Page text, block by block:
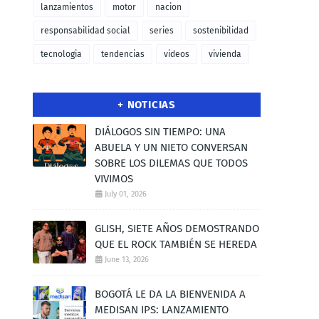
lanzamientos motor nacion
responsabilidad social series sostenibilidad
tecnologia tendencias videos vivienda
+ NOTICIAS
DIÁLOGOS SIN TIEMPO: UNA
ABUELA Y UN NIETO CONVERSAN
SOBRE LOS DILEMAS QUE TODOS
VIVIMOS
July 01, 2026
GLISH, SIETE AÑOS DEMOSTRANDO
QUE EL ROCK TAMBIÉN SE HEREDA
June 13, 2026
BOGOTÁ LE DA LA BIENVENIDA A
MEDISAN IPS: LANZAMIENTO